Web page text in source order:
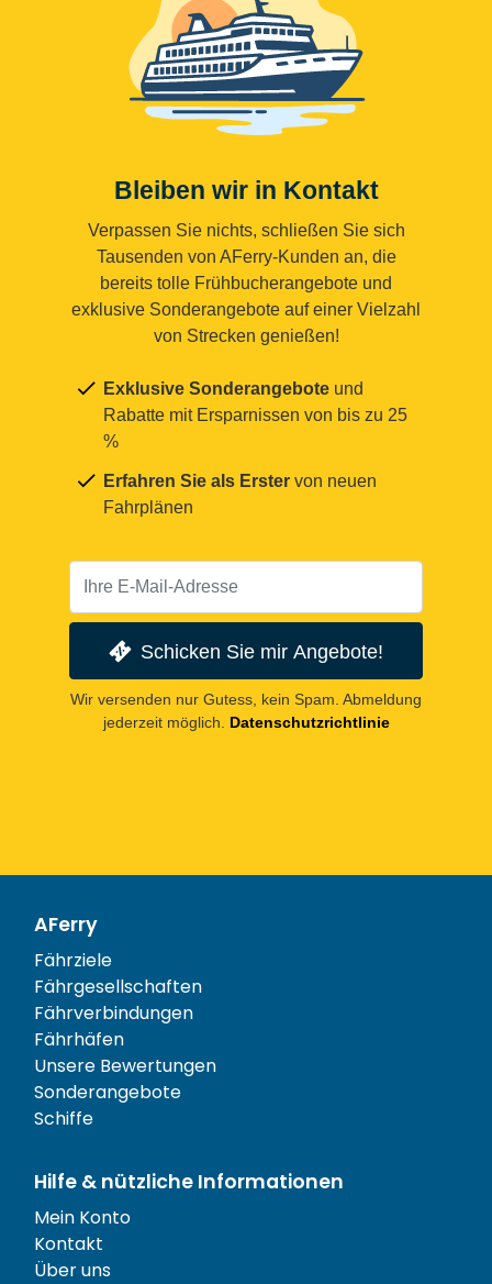
Bleiben wir in Kontakt
Verpassen Sie nichts, schließen Sie sich
Tausenden von AFerry-Kunden an, die
bereits tolle Frühbucherangebote und
exklusive Sonderangebote auf einer Vielzahl
von Strecken genießen!
Exklusive Sonderangebote und
Rabatte mit Ersparnissen von bis zu 25
%
Erfahren Sie als Erster von neuen
Fahrplänen
Schicken Sie mir Angebote!
Wir versenden nur Gutess, kein Spam. Abmeldung
jederzeit möglich.
Datenschutzrichtlinie
AFerry
Fährziele
Fährgesellschaften
Fährverbindungen
Fährhäfen
Unsere Bewertungen
Sonderangebote
Schiffe
Hilfe & nützliche Informationen
Mein Konto
Kontakt
Über uns